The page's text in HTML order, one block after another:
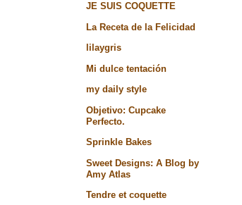
JE SUIS COQUETTE
La Receta de la Felicidad
lilaygris
Mi dulce tentación
my daily style
Objetivo: Cupcake
Perfecto.
Sprinkle Bakes
Sweet Designs: A Blog by
Amy Atlas
Tendre et coquette